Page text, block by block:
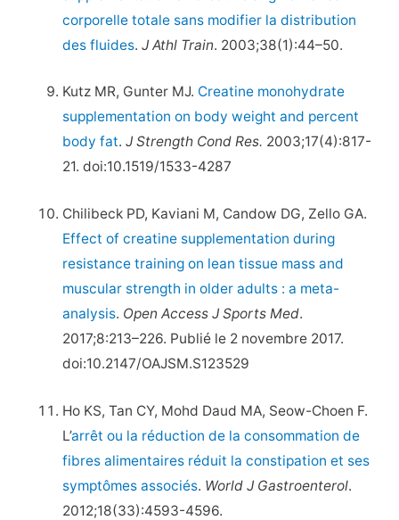
corporelle totale sans modifier la distribution
des fluides.J Athl Train. 2003;38(1):44–50.
Kutz MR, Gunter MJ. Creatine monohydrate
supplementation on body weight and percent
body fat.J Strength Cond Res. 2003;17(4):817-
21. doi:10.1519/1533-4287
Chilibeck PD, Kaviani M, Candow DG, Zello GA.
Effect of creatine supplementation during
resistance training on lean tissue mass and
muscular strength in older adults : a meta-
analysis. Open Access J Sports Med.
2017;8:213–226. Publié le 2 novembre 2017.
doi:10.2147/OAJSM.S123529
Ho KS, Tan CY, Mohd Daud MA, Seow-Choen F.
L’arrêt ou la réduction de la consommation de
fibres alimentaires réduit la constipation et ses
symptômes associés. World J Gastroenterol.
2012;18(33):4593-4596.